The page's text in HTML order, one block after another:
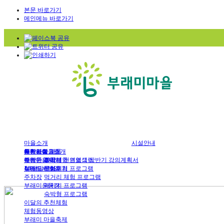
본문 바로가기
메인메뉴 바로가기
마을소개
부래미마을소개
주변관광지
찾아오시는길
시설안내
숙박시설
강당
식당
주차장
부래미운동장
체험프로그램
수확체험 프로그램
문화체험 프로그램
먹거리 체험 프로그램
패키지 프로그램
숙박형 프로그램
이달의 추천체험
체험동영상
부래미 마을축제
예약안내
예약문의
1:1상담신청
공지사항
부래미 갤러리
부래미 체험후기
천연염색 제품
2022년 천연염색 상반기 강의계획서